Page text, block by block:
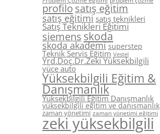
profilo satış eğitim
satış eğitimi satış teknikleri
Satış Teknikleri Eğitimi
siemens skoda
skoda akademi superstep
Teknik Servis Eğitim Vestel
Yrd.Doç.Dr.Zeki Yüksekbilgili
yüce auto
Yüksekbilgili Eğitim &
Danışmanlık
Yüksekbilgili Eğitim Danışmanlık
yüksekbilgili eğitim ve danışmanlık
zaman yönetimi zaman yönetimi eğitimi
zeki yüksekbilgili